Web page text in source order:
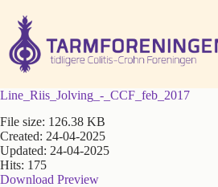
indhold
Line_Riis_Jolving_-_CCF_feb_2017
File size: 126.38 KB
Created: 24-04-2025
Updated: 24-04-2025
Hits: 175
Download Preview